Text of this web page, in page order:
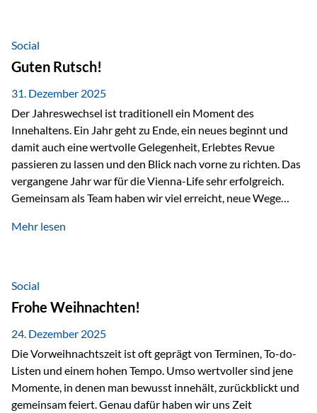
Vermögensstrukturierung und Nachfolgeplanung
gemeinsam zu diskutieren. Persönlich für Sie vor Ort An
beiden Kongresstagen stehen Ihnen Maximilian
Fichtenbauer, Dirk…
Social
Guten Rutsch!
31. Dezember 2025
Der Jahreswechsel ist traditionell ein Moment des
Innehaltens. Ein Jahr geht zu Ende, ein neues beginnt und
damit auch eine wertvolle Gelegenheit, Erlebtes Revue
passieren zu lassen und den Blick nach vorne zu richten. Das
vergangene Jahr war für die Vienna-Life sehr erfolgreich.
Gemeinsam als Team haben wir viel erreicht, neue Wege
Veranstaltungen wie der Schnifisschnauf, aber auch unsere
starkes Miteinander ist. Neben diesen gemeinsamen
Erlebnissen konnten wir…
Mehr lesen
Social
Frohe Weihnachten!
24. Dezember 2025
Die Vorweihnachtszeit ist oft geprägt von Terminen, To-do-
Listen und einem hohen Tempo. Umso wertvoller sind jene
Momente, in denen man bewusst innehält, zurückblickt und
gemeinsam feiert. Genau dafür haben wir uns Zeit